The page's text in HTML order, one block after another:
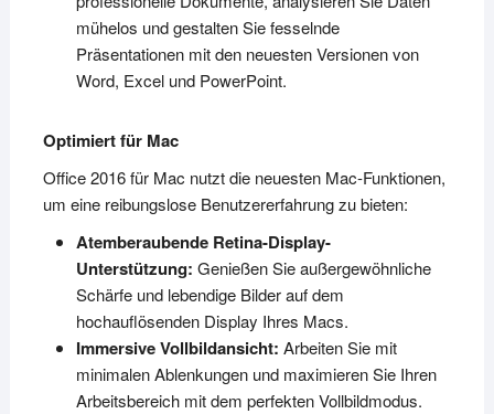
mühelos und gestalten Sie fesselnde
Präsentationen mit den neuesten Versionen von
Word, Excel und PowerPoint.
Optimiert für Mac
Office 2016 für Mac nutzt die neuesten Mac-Funktionen,
um eine reibungslose Benutzererfahrung zu bieten:
Atemberaubende Retina-Display-
Unterstützung: Genießen Sie außergewöhnliche
Schärfe und lebendige Bilder auf dem
hochauflösenden Display Ihres Macs.
Immersive Vollbildansicht: Arbeiten Sie mit
minimalen Ablenkungen und maximieren Sie Ihren
Arbeitsbereich mit dem perfekten Vollbildmodus.